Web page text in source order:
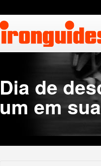
Dia de
um em